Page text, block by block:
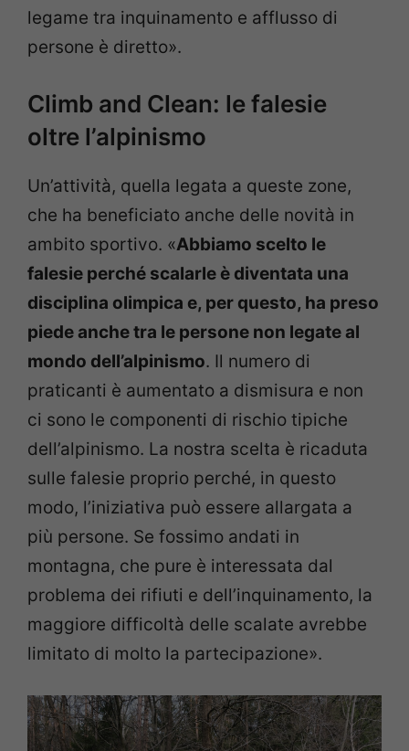
legame tra inquinamento e afflusso di
persone è diretto».
Climb and Clean: le falesie
oltre l’alpinismo
Un’attività, quella legata a queste zone,
che ha beneficiato anche delle novità in
ambito sportivo. «Abbiamo scelto le
falesie perché scalarle è diventata una
disciplina olimpica e, per questo, ha preso
piede anche tra le persone non legate al
mondo dell’alpinismo. Il numero di
praticanti è aumentato a dismisura e non
ci sono le componenti di rischio tipiche
dell’alpinismo. La nostra scelta è ricaduta
sulle falesie proprio perché, in questo
modo, l’iniziativa può essere allargata a
più persone. Se fossimo andati in
montagna, che pure è interessata dal
problema dei rifiuti e dell’inquinamento, la
maggiore difficoltà delle scalate avrebbe
limitato di molto la partecipazione».